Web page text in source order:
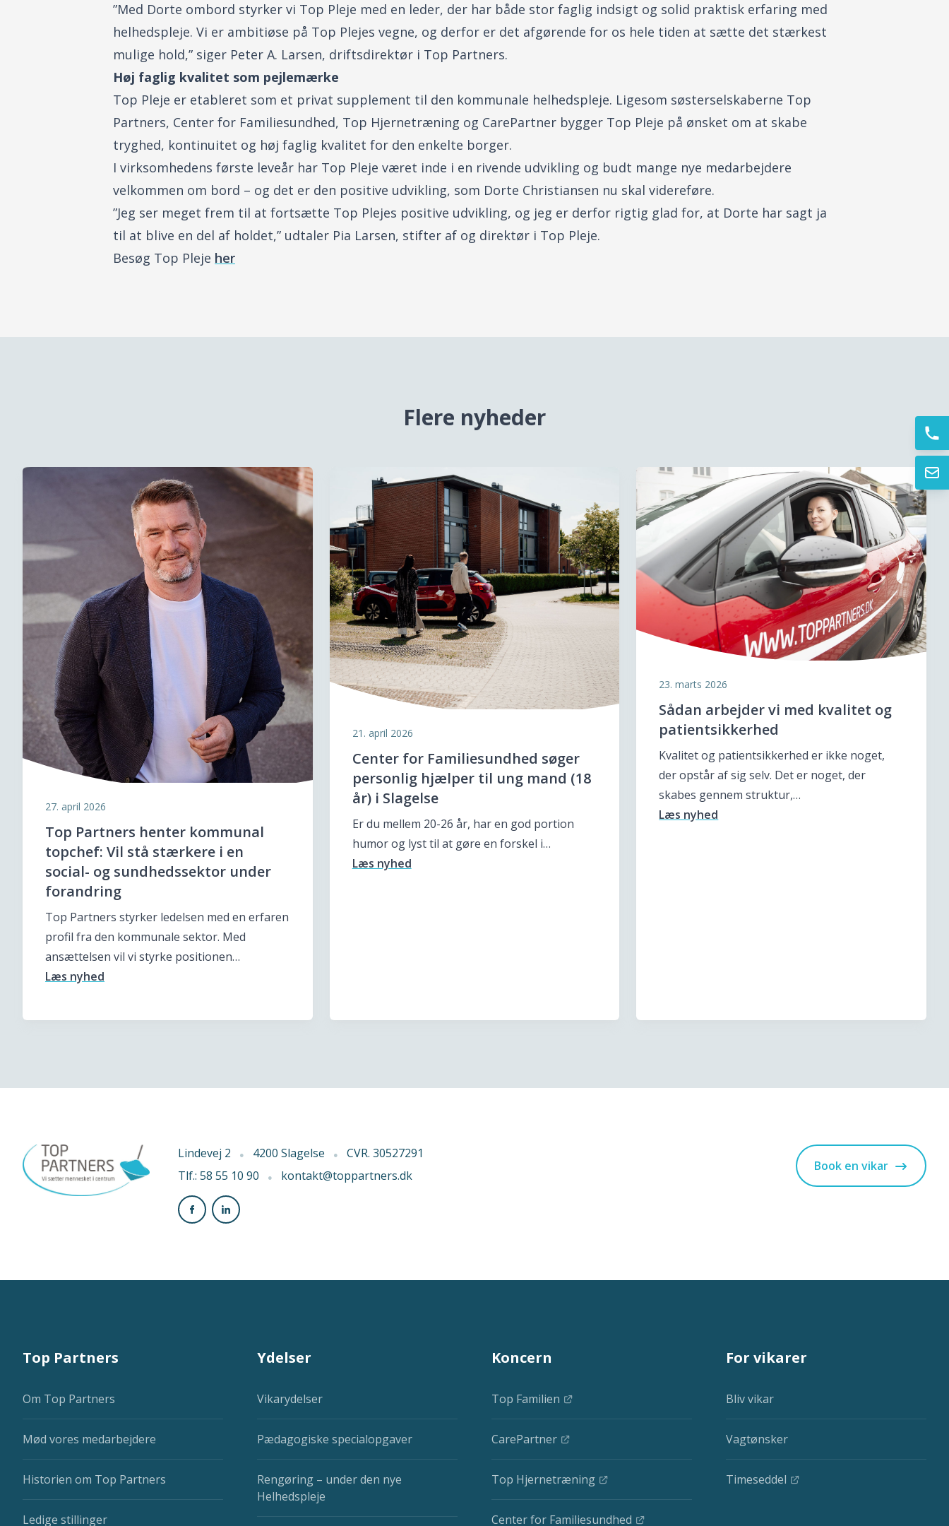
”Med Dorte ombord styrker vi Top Pleje med en leder, der har både stor faglig indsigt og solid praktisk erfaring med
helhedspleje. Vi er ambitiøse på Top Plejes vegne, og derfor er det afgørende for os hele tiden at sætte det stærkest
mulige hold,” siger Peter A. Larsen, driftsdirektør i Top Partners.
Høj faglig kvalitet som pejlemærke
Top Pleje er etableret som et privat supplement til den kommunale helhedspleje. Ligesom søsterselskaberne Top
Partners, Center for Familiesundhed, Top Hjernetræning og CarePartner bygger Top Pleje på ønsket om at skabe
tryghed, kontinuitet og høj faglig kvalitet for den enkelte borger.
I virksomhedens første leveår har Top Pleje været inde i en rivende udvikling og budt mange nye medarbejdere
velkommen om bord – og det er den positive udvikling, som Dorte Christiansen nu skal videreføre.
”Jeg ser meget frem til at fortsætte Top Plejes positive udvikling, og jeg er derfor rigtig glad for, at Dorte har sagt ja
til at blive en del af holdet,” udtaler Pia Larsen, stifter af og direktør i Top Pleje.
Besøg Top Pleje her
Flere nyheder
27. april 2026
Top Partners henter kommunal
topchef: Vil stå stærkere i en
social- og sundhedssektor under
forandring
Top Partners styrker ledelsen med en erfaren
profil fra den kommunale sektor. Med
ansættelsen vil vi styrke positionen…
Læs nyhed
21. april 2026
Center for Familiesundhed søger
personlig hjælper til ung mand (18
år) i Slagelse
Er du mellem 20-26 år, har en god portion
humor og lyst til at gøre en forskel i…
Læs nyhed
23. marts 2026
Sådan arbejder vi med kvalitet og
patientsikkerhed
Kvalitet og patientsikkerhed er ikke noget,
der opstår af sig selv. Det er noget, der
skabes gennem struktur,…
Læs nyhed
Lindevej 2 4200 Slagelse
CVR. 30527291
Tlf.: 58 55 10 90
kontakt@toppartners.dk
Book en vikar
Top Partners
Om Top Partners
Mød vores medarbejdere
Historien om Top Partners
Ledige stillinger
Ydelser
Vikarydelser
Pædagogiske specialopgaver
Rengøring – under den nye
Helhedspleje
Koncern
Top Familien
CarePartner
Top Hjernetræning
Center for Familiesundhed
For vikarer
Bliv vikar
Vagtønsker
Timeseddel